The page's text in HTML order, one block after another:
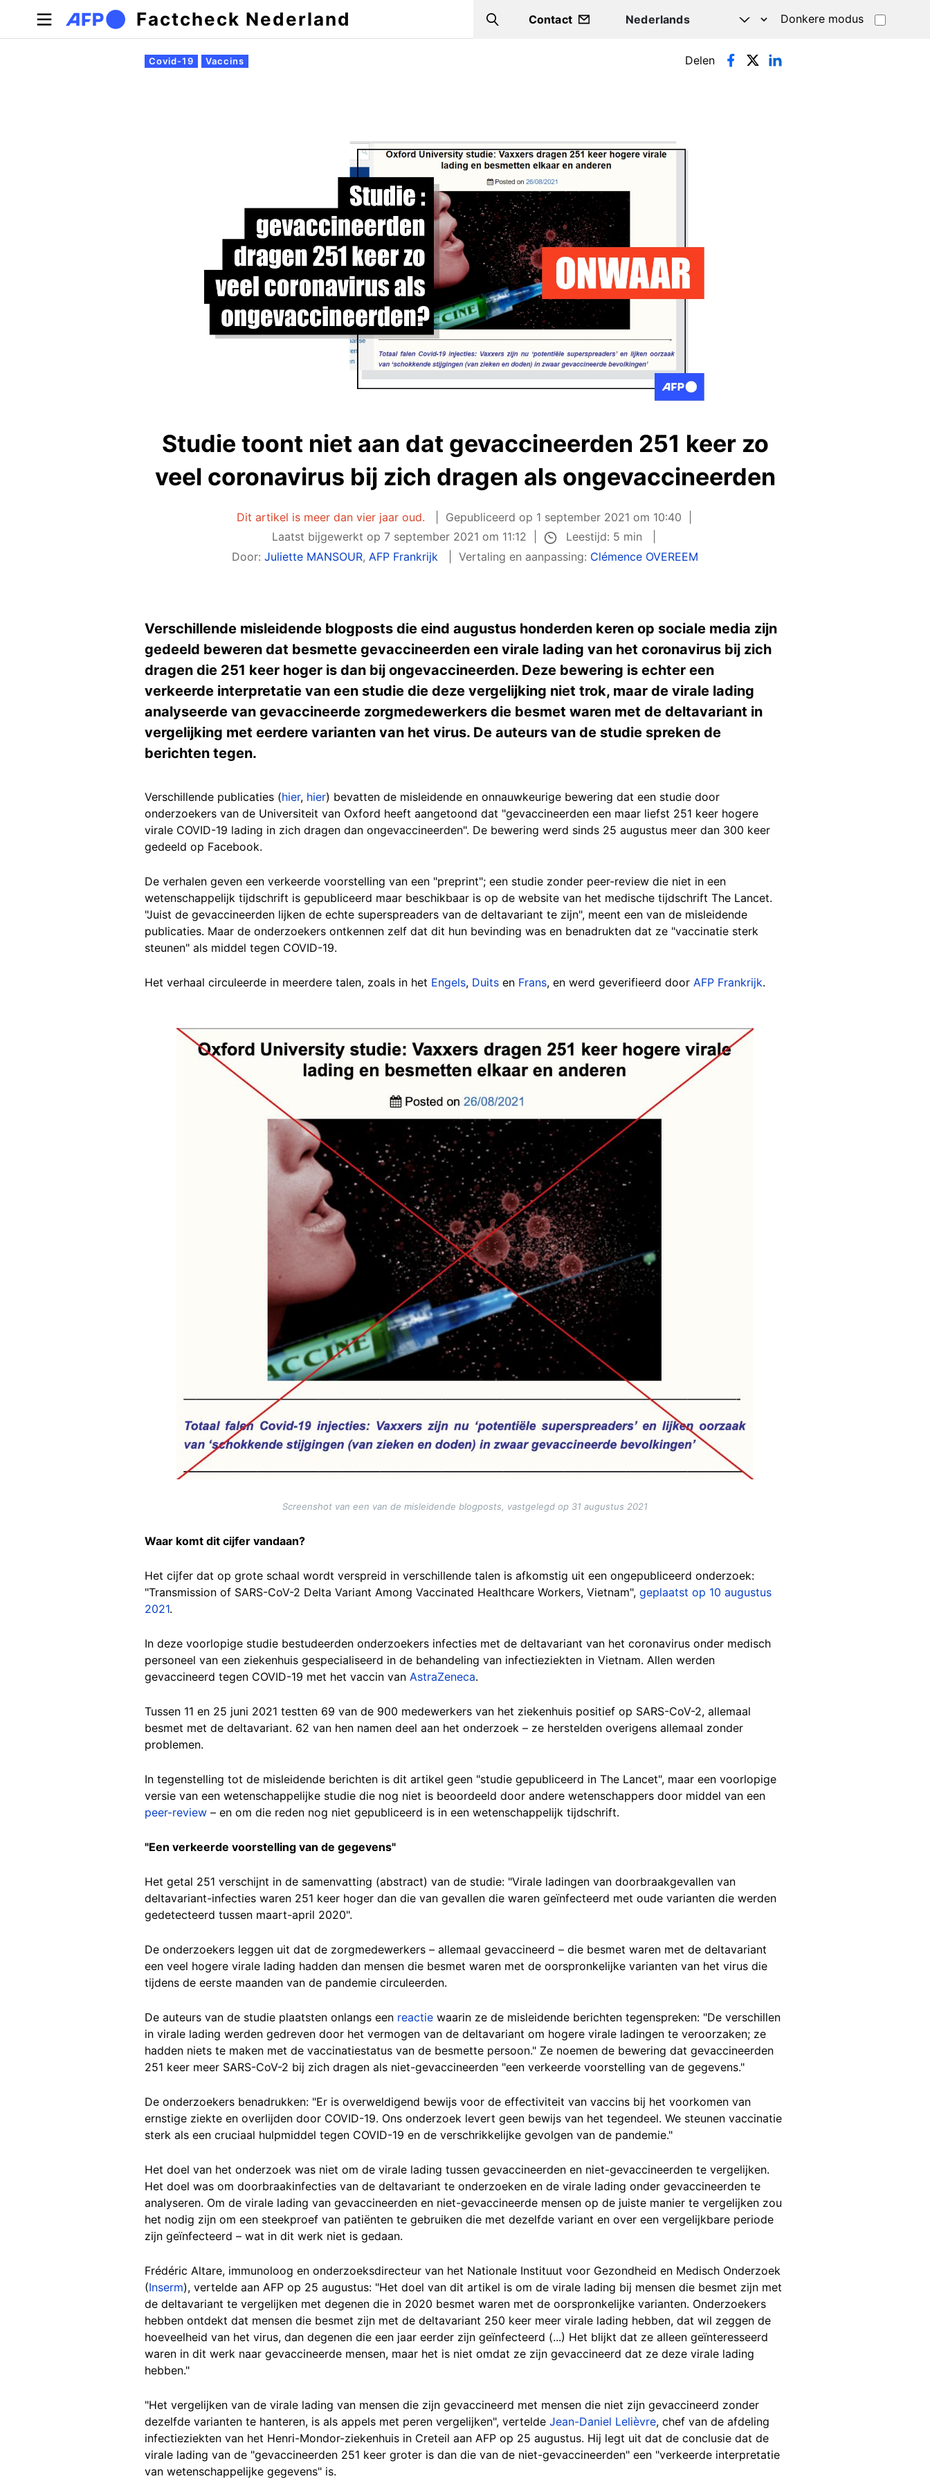
Overslaan en naar de inhoud gaan
Factcheck Nederland Search
Contact Donkere modus
Primaire tabs
Covid-19 Vaccins Delen
Studie toont niet aan dat gevaccineerden 251 keer zo
veel coronavirus bij zich dragen als ongevaccineerden
Dit artikel is meer dan vier jaar oud. Gepubliceerd op 1 september 2021 om 10:40
Laatst bijgewerkt op 7 september 2021 om 11:12
Leestijd: 5 min
Door: Juliette MANSOUR, AFP Frankrijk Vertaling en aanpassing: Clémence OVEREEM
Verschillende misleidende blogposts die eind augustus honderden keren op sociale media zijn
gedeeld beweren dat besmette gevaccineerden een virale lading van het coronavirus bij zich
dragen die 251 keer hoger is dan bij ongevaccineerden. Deze bewering is echter een
verkeerde interpretatie van een studie die deze vergelijking niet trok, maar de virale lading
analyseerde van gevaccineerde zorgmedewerkers die besmet waren met de deltavariant in
vergelijking met eerdere varianten van het virus. De auteurs van de studie spreken de
berichten tegen.
Verschillende publicaties (hier, hier) bevatten de misleidende en onnauwkeurige bewering dat een studie door
onderzoekers van de Universiteit van Oxford heeft aangetoond dat "gevaccineerden een maar liefst 251 keer hogere
virale COVID-19 lading in zich dragen dan ongevaccineerden". De bewering werd sinds 25 augustus meer dan 300 keer
gedeeld op Facebook.
De verhalen geven een verkeerde voorstelling van een "preprint"; een studie zonder peer-review die niet in een
wetenschappelijk tijdschrift is gepubliceerd maar beschikbaar is op de website van het medische tijdschrift The Lancet.
"Juist de gevaccineerden lijken de echte superspreaders van de deltavariant te zijn", meent een van de misleidende
publicaties. Maar de onderzoekers ontkennen zelf dat dit hun bevinding was en benadrukten dat ze "vaccinatie sterk
steunen" als middel tegen COVID-19.
Het verhaal circuleerde in meerdere talen, zoals in het Engels, Duits en Frans, en werd geverifieerd door AFP Frankrijk.
Screenshot van een van de misleidende blogposts, vastgelegd op 31 augustus 2021
Waar komt dit cijfer vandaan?
Het cijfer dat op grote schaal wordt verspreid in verschillende talen is afkomstig uit een ongepubliceerd onderzoek:
"Transmission of SARS-CoV-2 Delta Variant Among Vaccinated Healthcare Workers, Vietnam", geplaatst op 10 augustus
2021.
In deze voorlopige studie bestudeerden onderzoekers infecties met de deltavariant van het coronavirus onder medisch
personeel van een ziekenhuis gespecialiseerd in de behandeling van infectieziekten in Vietnam. Allen werden
gevaccineerd tegen COVID-19 met het vaccin van AstraZeneca.
Tussen 11 en 25 juni 2021 testten 69 van de 900 medewerkers van het ziekenhuis positief op SARS-CoV-2, allemaal
besmet met de deltavariant. 62 van hen namen deel aan het onderzoek – ze herstelden overigens allemaal zonder
problemen.
In tegenstelling tot de misleidende berichten is dit artikel geen "studie gepubliceerd in The Lancet", maar een voorlopige
versie van een wetenschappelijke studie die nog niet is beoordeeld door andere wetenschappers door middel van een
peer-review – en om die reden nog niet gepubliceerd is in een wetenschappelijk tijdschrift.
"Een verkeerde voorstelling van de gegevens"
Het getal 251 verschijnt in de samenvatting (abstract) van de studie: "Virale ladingen van doorbraakgevallen van
deltavariant-infecties waren 251 keer hoger dan die van gevallen die waren geïnfecteerd met oude varianten die werden
gedetecteerd tussen maart-april 2020".
De onderzoekers leggen uit dat de zorgmedewerkers – allemaal gevaccineerd – die besmet waren met de deltavariant
een veel hogere virale lading hadden dan mensen die besmet waren met de oorspronkelijke varianten van het virus die
tijdens de eerste maanden van de pandemie circuleerden.
De auteurs van de studie plaatsten onlangs een reactie waarin ze de misleidende berichten tegenspreken: "De verschillen
in virale lading werden gedreven door het vermogen van de deltavariant om hogere virale ladingen te veroorzaken; ze
hadden niets te maken met de vaccinatiestatus van de besmette persoon." Ze noemen de bewering dat gevaccineerden
251 keer meer SARS-CoV-2 bij zich dragen als niet-gevaccineerden "een verkeerde voorstelling van de gegevens."
De onderzoekers benadrukken: "Er is overweldigend bewijs voor de effectiviteit van vaccins bij het voorkomen van
ernstige ziekte en overlijden door COVID-19. Ons onderzoek levert geen bewijs van het tegendeel. We steunen vaccinatie
sterk als een cruciaal hulpmiddel tegen COVID-19 en de verschrikkelijke gevolgen van de pandemie."
Het doel van het onderzoek was niet om de virale lading tussen gevaccineerden en niet-gevaccineerden te vergelijken.
Het doel was om doorbraakinfecties van de deltavariant te onderzoeken en de virale lading onder gevaccineerden te
analyseren. Om de virale lading van gevaccineerden en niet-gevaccineerde mensen op de juiste manier te vergelijken zou
het nodig zijn om een steekproef van patiënten te gebruiken die met dezelfde variant en over een vergelijkbare periode
zijn geïnfecteerd – wat in dit werk niet is gedaan.
Frédéric Altare, immunoloog en onderzoeksdirecteur van het Nationale Instituut voor Gezondheid en Medisch Onderzoek
(Inserm), vertelde aan AFP op 25 augustus: "Het doel van dit artikel is om de virale lading bij mensen die besmet zijn met
de deltavariant te vergelijken met degenen die in 2020 besmet waren met de oorspronkelijke varianten. Onderzoekers
hebben ontdekt dat mensen die besmet zijn met de deltavariant 250 keer meer virale lading hebben, dat wil zeggen de
hoeveelheid van het virus, dan degenen die een jaar eerder zijn geïnfecteerd (...) Het blijkt dat ze alleen geïnteresseerd
waren in dit werk naar gevaccineerde mensen, maar het is niet omdat ze zijn gevaccineerd dat ze deze virale lading
hebben."
"Het vergelijken van de virale lading van mensen die zijn gevaccineerd met mensen die niet zijn gevaccineerd zonder
dezelfde varianten te hanteren, is als appels met peren vergelijken", vertelde Jean-Daniel Lelièvre, chef van de afdeling
infectieziekten van het Henri-Mondor-ziekenhuis in Creteil aan AFP op 25 augustus. Hij legt uit dat de conclusie dat de
virale lading van de "gevaccineerden 251 keer groter is dan die van de niet-gevaccineerden" een "verkeerde interpretatie
van wetenschappelijke gegevens" is.